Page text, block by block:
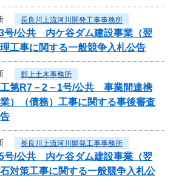
長良川上流河川開発工事事務所
3号/公共 内ケ谷ダム建設事業（翌
工事に関する一般競争入札公告
郡上土木事務所
工第R7－2－1号/公共 事業間連携
）（債務）工事に関する事後審査
長良川上流河川開発工事事務所
5号/公共 内ケ谷ダム建設事業（翌
対策工事に関する一般競争入札公